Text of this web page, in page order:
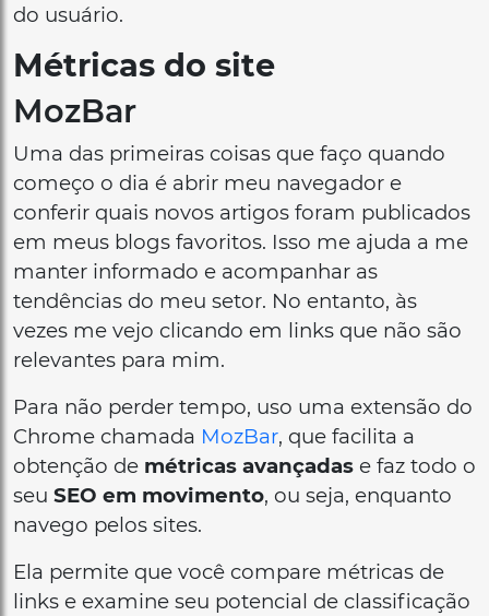
do usuário.
Métricas do site
MozBar
Uma das primeiras coisas que faço quando
começo o dia é abrir meu navegador e
conferir quais novos artigos foram publicados
em meus blogs favoritos. Isso me ajuda a me
manter informado e acompanhar as
tendências do meu setor. No entanto, às
vezes me vejo clicando em links que não são
relevantes para mim.
Para não perder tempo, uso uma extensão do
Chrome chamada MozBar, que facilita a
obtenção de métricas avançadas e faz todo o
seu SEO em movimento, ou seja, enquanto
navego pelos sites.
Ela permite que você compare métricas de
links e examine seu potencial de classificação